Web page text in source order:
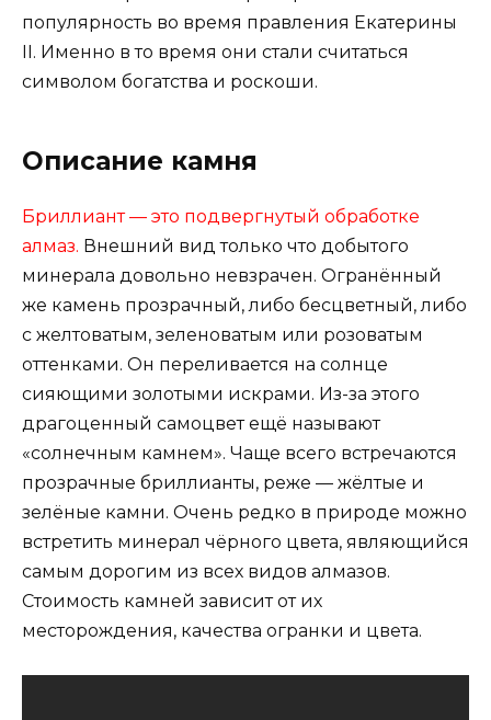
популярность во время правления Екатерины
II. Именно в то время они стали считаться
символом богатства и роскоши.
Описание камня
Бриллиант — это подвергнутый обработке
алмаз. Внешний вид только что добытого
минерала довольно невзрачен. Огранённый
же камень прозрачный, либо бесцветный, либо
с желтоватым, зеленоватым или розоватым
оттенками. Он переливается на солнце
сияющими золотыми искрами. Из-за этого
драгоценный самоцвет ещё называют
«солнечным камнем». Чаще всего встречаются
прозрачные бриллианты, реже — жёлтые и
зелёные камни. Очень редко в природе можно
встретить минерал чёрного цвета, являющийся
самым дорогим из всех видов алмазов.
Стоимость камней зависит от их
месторождения, качества огранки и цвета.